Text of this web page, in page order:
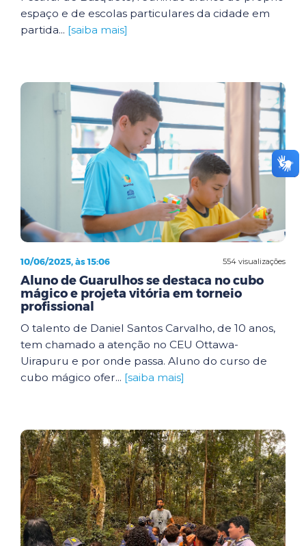
espaço e de escolas particulares da cidade em
partida... [saiba mais]
554 visualizações
10/06/2025, às 15:06
Aluno de Guarulhos se destaca no cubo
mágico e projeta vitória em torneio
profissional
O talento de Daniel Santos Carvalho, de 10 anos,
tem chamado a atenção no CEU Ottawa-
Uirapuru e por onde passa. Aluno do curso de
cubo mágico ofer... [saiba mais]